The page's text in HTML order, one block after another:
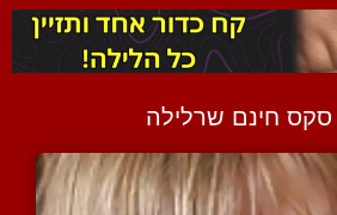
סקס חינם שרלילה